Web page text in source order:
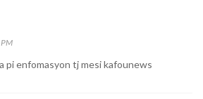
pi enfomasyon tj mesi kafounews